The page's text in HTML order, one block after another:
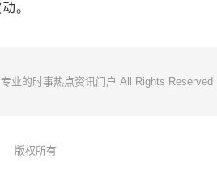
。
业的时事热点资讯门户 All Rights Reserved
版权所有